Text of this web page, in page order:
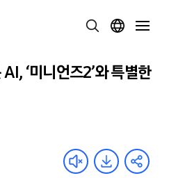
‘미니언즈2’와 특별한